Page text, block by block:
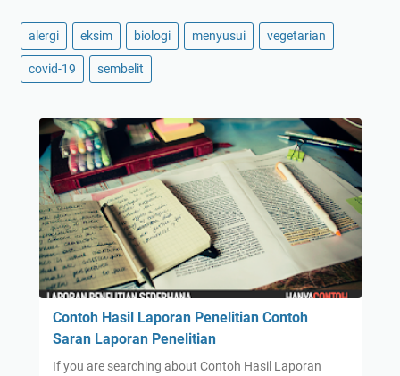
alergi eksim biologi menyusui vegetarian
covid-19 sembelit
Contoh Hasil Laporan Penelitian Contoh
Saran Laporan Penelitian
If you are searching about Contoh Hasil Laporan